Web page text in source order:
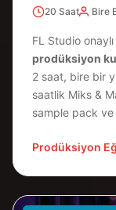
20 Saat Bire
FL Studio
prodüksiyon
2 saat, bire bir
saatlik Miks &
sample pack
Prodüksiyon